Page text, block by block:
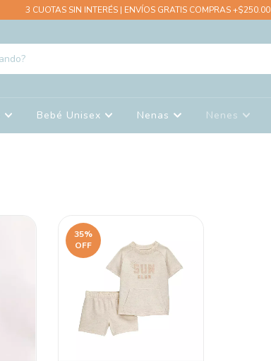
3 CUOTAS SIN INTERÉS | ENVÍOS GRATIS COMPRAS +$250.00
Bebé Unisex Nenas Nenes
35%
OFF